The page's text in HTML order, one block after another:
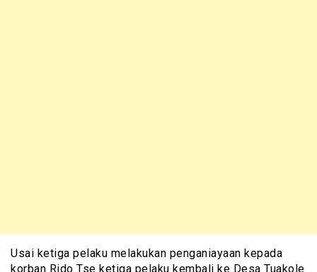
Usai ketiga pelaku melakukan penganiayaan kepada
korban Rido Tse ketiga pelaku kembali ke Desa Tuakole